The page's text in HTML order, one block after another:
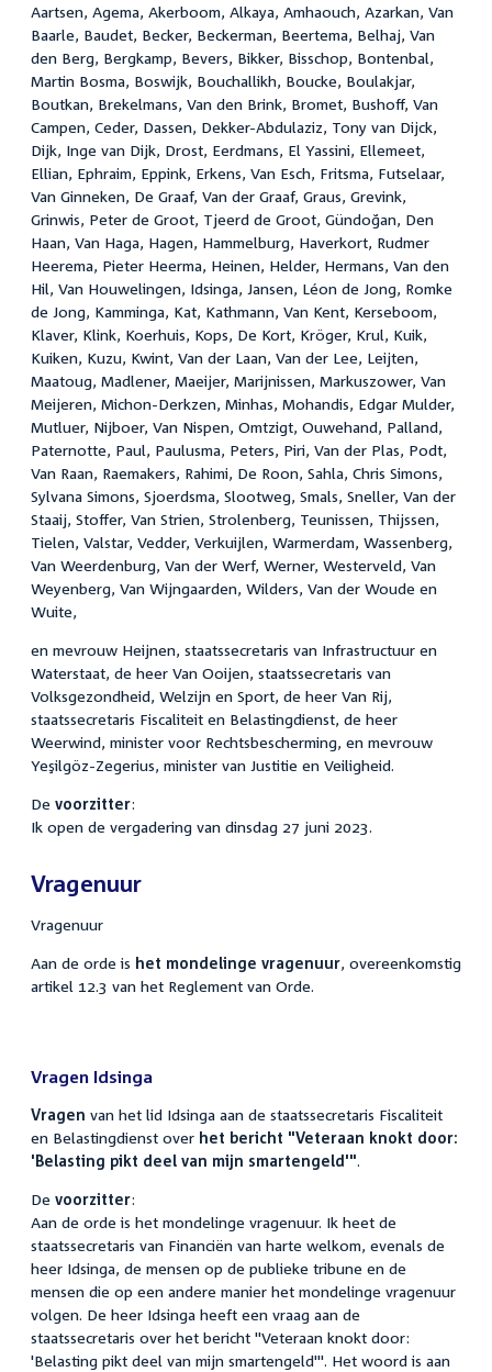
Aartsen, Agema, Akerboom, Alkaya, Amhaouch, Azarkan, Van
Baarle, Baudet, Becker, Beckerman, Beertema, Belhaj, Van
den Berg, Bergkamp, Bevers, Bikker, Bisschop, Bontenbal,
Martin Bosma, Boswijk, Bouchallikh, Boucke, Boulakjar,
Boutkan, Brekelmans, Van den Brink, Bromet, Bushoff, Van
Campen, Ceder, Dassen, Dekker-Abdulaziz, Tony van Dijck,
Dijk, Inge van Dijk, Drost, Eerdmans, El Yassini, Ellemeet,
Ellian, Ephraim, Eppink, Erkens, Van Esch, Fritsma, Futselaar,
Van Ginneken, De Graaf, Van der Graaf, Graus, Grevink,
Grinwis, Peter de Groot, Tjeerd de Groot, Gündoğan, Den
Haan, Van Haga, Hagen, Hammelburg, Haverkort, Rudmer
Heerema, Pieter Heerma, Heinen, Helder, Hermans, Van den
Hil, Van Houwelingen, Idsinga, Jansen, Léon de Jong, Romke
de Jong, Kamminga, Kat, Kathmann, Van Kent, Kerseboom,
Klaver, Klink, Koerhuis, Kops, De Kort, Kröger, Krul, Kuik,
Kuiken, Kuzu, Kwint, Van der Laan, Van der Lee, Leijten,
Maatoug, Madlener, Maeijer, Marijnissen, Markuszower, Van
Meijeren, Michon-Derkzen, Minhas, Mohandis, Edgar Mulder,
Mutluer, Nijboer, Van Nispen, Omtzigt, Ouwehand, Palland,
Paternotte, Paul, Paulusma, Peters, Piri, Van der Plas, Podt,
Van Raan, Raemakers, Rahimi, De Roon, Sahla, Chris Simons,
Sylvana Simons, Sjoerdsma, Slootweg, Smals, Sneller, Van der
Staaij, Stoffer, Van Strien, Strolenberg, Teunissen, Thijssen,
Tielen, Valstar, Vedder, Verkuijlen, Warmerdam, Wassenberg,
Van Weerdenburg, Van der Werf, Werner, Westerveld, Van
Weyenberg, Van Wijngaarden, Wilders, Van der Woude en
Wuite,
en mevrouw Heijnen, staatssecretaris van Infrastructuur en
Waterstaat, de heer Van Ooijen, staatssecretaris van
Volksgezondheid, Welzijn en Sport, de heer Van Rij,
staatssecretaris Fiscaliteit en Belastingdienst, de heer
Weerwind, minister voor Rechtsbescherming, en mevrouw
Yeşilgöz-Zegerius, minister van Justitie en Veiligheid.
De voorzitter:
Ik open de vergadering van dinsdag 27 juni 2023.
Vragenuur
Vragenuur
Aan de orde is het mondelinge vragenuur, overeenkomstig
artikel 12.3 van het Reglement van Orde.
Vragen Idsinga
Vragen van het lid Idsinga aan de staatssecretaris Fiscaliteit
en Belastingdienst over het bericht "Veteraan knokt door:
'Belasting pikt deel van mijn smartengeld'".
De voorzitter:
Aan de orde is het mondelinge vragenuur. Ik heet de
staatssecretaris van Financiën van harte welkom, evenals de
heer Idsinga, de mensen op de publieke tribune en de
mensen die op een andere manier het mondelinge vragenuur
volgen. De heer Idsinga heeft een vraag aan de
staatssecretaris over het bericht "Veteraan knokt door:
'Belasting pikt deel van mijn smartengeld'". Het woord is aan